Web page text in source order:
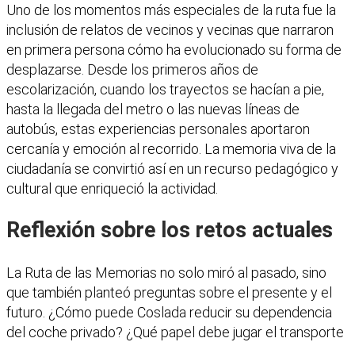
Uno de los momentos más especiales de la ruta fue la
inclusión de relatos de vecinos y vecinas que narraron
en primera persona cómo ha evolucionado su forma de
desplazarse. Desde los primeros años de
escolarización, cuando los trayectos se hacían a pie,
hasta la llegada del metro o las nuevas líneas de
autobús, estas experiencias personales aportaron
cercanía y emoción al recorrido. La memoria viva de la
ciudadanía se convirtió así en un recurso pedagógico y
cultural que enriqueció la actividad.
Reflexión sobre los retos actuales
La Ruta de las Memorias no solo miró al pasado, sino
que también planteó preguntas sobre el presente y el
futuro. ¿Cómo puede Coslada reducir su dependencia
del coche privado? ¿Qué papel debe jugar el transporte